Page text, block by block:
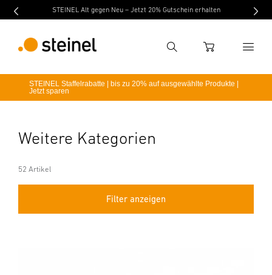
STEINEL Alt gegen Neu – Jetzt 20% Gutschein erhalten
Suche
Suchbegriff eingeben
WARENKORB
STEINEL Staffelrabatte | bis zu 20% auf ausgewählte Produkte |
Jetzt sparen
Weitere Kategorien
52 Artikel
Filter anzeigen